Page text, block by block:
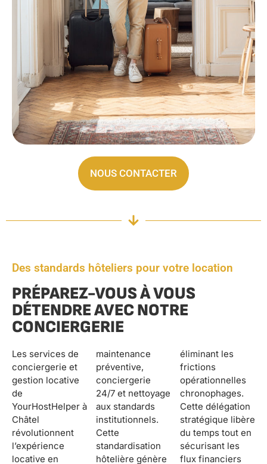
NOUS CONTACTER
Des standards hôteliers pour votre location
PRÉPAREZ-VOUS À VOUS
DÉTENDRE AVEC NOTRE
CONCIERGERIE
Les services de
conciergerie et
gestion locative
de
YourHostHelper à
Châtel
révolutionnent
l’expérience
locative en
maintenance
préventive,
conciergerie
24/7 et nettoyage
aux standards
institutionnels.
Cette
standardisation
hôtelière génère
éliminant les
frictions
opérationnelles
chronophages.
Cette délégation
stratégique libère
du temps tout en
sécurisant les
flux financiers